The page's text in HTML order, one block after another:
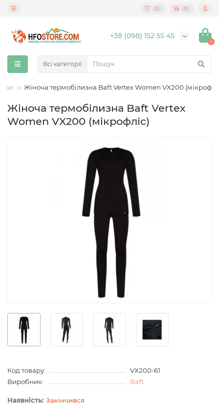
0 0
+38 (098) 152 55 45
0
Всі категорії
Жіноча термобілизна Baft Vertex Women VX200
Жіноча термобілизна Baft Vertex
Women VX200 (мікрофліс)
Код товару:
VX200-61
Виробник:
Baft
Закінчився